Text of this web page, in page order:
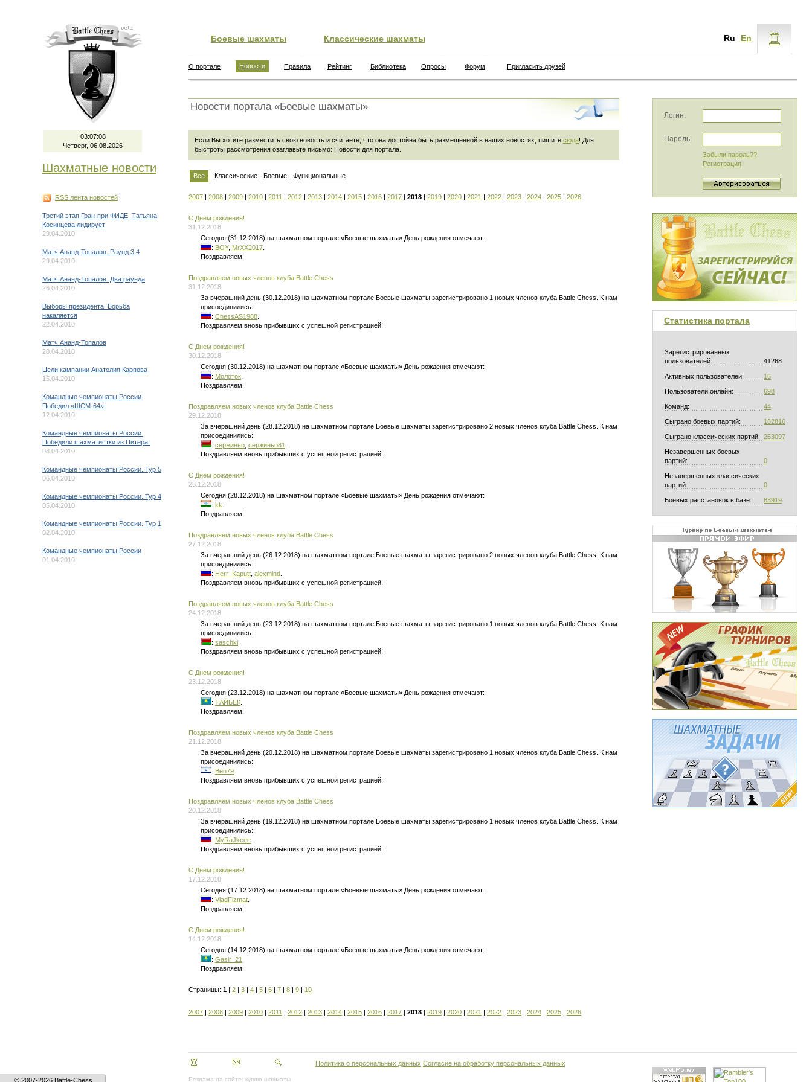
03:07:09
Четверг, 06.08.2026
Шахматные новости
RSS лента новостей
Третий этап Гран-при ФИДЕ. Татьяна
Косинцева лидирует
29.04.2010
Матч Ананд-Топалов. Раунд 3,4
29.04.2010
Матч Ананд-Топалов. Два раунда
26.04.2010
Выборы президента. Борьба
накаляется
22.04.2010
Матч Ананд-Топалов
20.04.2010
Цели кампании Анатолия Карпова
15.04.2010
Командные чемпионаты России.
Победил «ШСМ-64»!
12.04.2010
Командные чемпионаты России.
Победили шахматистки из Питера!
08.04.2010
Командные чемпионаты России. Тур 5
06.04.2010
Командные чемпионаты России. Тур 4
05.04.2010
Командные чемпионаты России. Тур 1
02.04.2010
Командные чемпионаты России
01.04.2010
Боевые шахматы Классические шахматы Ru | En
О портале Новости Правила Рейтинг Библиотека Опросы Форум Пригласить друзей
Новости портала «Боевые шахматы»
Если Вы хотите разместить свою новость и считаете, что она достойна быть размещенной в наших новостях, пишите сюда! Для
быстроты рассмотрения озаглавьте письмо: Новости для портала
Все Классические Боевые Функциональные
2007 | 2008 | 2009 | 2010 | 2011 | 2012 | 2013 | 2014 | 2015 | 2016 | 2017 | 2018 | 2019 | 2020 | 2021 | 2022 | 2023 | 2024 | 2025 | 2026
C Днем рождения!
31.12.2018
Сегодня (31.12.2018) на шахматном портале «Боевые шахматы» День рождения отмечают:
: BOY, MrXX2017
Поздравляем!
Поздравляем новых членов клуба Battle Chess
31.12.2018
За вчерашний день (30.12.2018) на шахматном портале Боевые шахматы зарегистрировано 1 новых членов клуба Battle Chess. К нам
присоединились:
: ChessAS1988
Поздравляем вновь прибывших с успешной регистрацией!
C Днем рождения!
30.12.2018
Сегодня (30.12.2018) на шахматном портале «Боевые шахматы» День рождения отмечают:
: Молоток
Поздравляем!
Поздравляем новых членов клуба Battle Chess
29.12.2018
За вчерашний день (28.12.2018) на шахматном портале Боевые шахматы зарегистрировано 2 новых членов клуба Battle Chess. К нам
присоединились:
: сержиньо сержиньо81
Поздравляем вновь прибывших с успешной регистрацией!
C Днем рождения!
28.12.2018
Сегодня (28.12.2018) на шахматном портале «Боевые шахматы» День рождения отмечают:
: kk
Поздравляем!
Поздравляем новых членов клуба Battle Chess
27.12.2018
За вчерашний день (26.12.2018) на шахматном портале Боевые шахматы зарегистрировано 2 новых членов клуба Battle Chess. К нам
присоединились:
: Herr_Kaputt alexmind
Поздравляем вновь прибывших с успешной регистрацией!
Поздравляем новых членов клуба Battle Chess
24.12.2018
За вчерашний день (23.12.2018) на шахматном портале Боевые шахматы зарегистрировано 1 новых членов клуба Battle Chess. К нам
присоединились:
: saschki
Поздравляем вновь прибывших с успешной регистрацией!
C Днем рождения!
23.12.2018
Сегодня (23.12.2018) на шахматном портале «Боевые шахматы» День рождения отмечают:
: ТАЙБЕК
Поздравляем!
Поздравляем новых членов клуба Battle Chess
21.12.2018
За вчерашний день (20.12.2018) на шахматном портале Боевые шахматы зарегистрировано 1 новых членов клуба Battle Chess. К нам
присоединились:
: Ben79
Поздравляем вновь прибывших с успешной регистрацией!
Поздравляем новых членов клуба Battle Chess
20.12.2018
За вчерашний день (19.12.2018) на шахматном портале Боевые шахматы зарегистрировано 1 новых членов клуба Battle Chess. К нам
присоединились:
: MyRaJkeee
Поздравляем вновь прибывших с успешной регистрацией!
C Днем рождения!
17.12.2018
Сегодня (17.12.2018) на шахматном портале «Боевые шахматы» День рождения отмечают:
: VladFizmat
Поздравляем!
C Днем рождения!
14.12.2018
Сегодня (14.12.2018) на шахматном портале «Боевые шахматы» День рождения отмечают:
: Gasir_21
Поздравляем!
Страницы: 1 | 2 | 3 | 4 | 5 | 6 | 7 | 8 | 9 | 10
2007 | 2008 | 2009 | 2010 | 2011 | 2012 | 2013 | 2014 | 2015 | 2016 | 2017 | 2018 | 2019 | 2020 | 2021 | 2022 | 2023 | 2024 | 2025 | 2026
Логин:
Пароль:
Забыли пароль??
Регистрация
Статистика портала
Зарегистрированных
пользователей:
41268
Активных пользователей: 16
Пользователи онлайн: 698
Команд: 44
Сыграно боевых партий: 162816
Сыграно классических партий: 253097
Незавершенных боевых
партий:
0
Незавершенных классических
партий:
0
Боевых расстановок в базе: 63919
© 2007-2026 Battle-Chess
Политика о персональных данных Согласие на обработку персональных данных
Реклама на сайте: куплю шахматы